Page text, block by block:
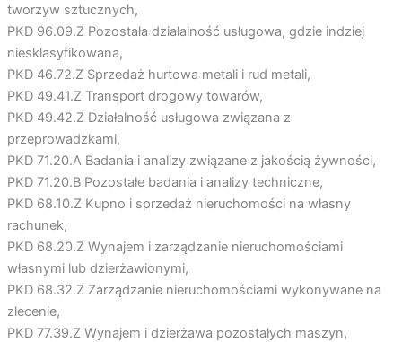
tworzyw sztucznych,
PKD 96.09.Z Pozostała działalność usługowa, gdzie indziej
niesklasyfikowana,
PKD 46.72.Z Sprzedaż hurtowa metali i rud metali,
PKD 49.41.Z Transport drogowy towarów,
PKD 49.42.Z Działalność usługowa związana z
przeprowadzkami,
PKD 71.20.A Badania i analizy związane z jakością żywności,
PKD 71.20.B Pozostałe badania i analizy techniczne,
PKD 68.10.Z Kupno i sprzedaż nieruchomości na własny
rachunek,
PKD 68.20.Z Wynajem i zarządzanie nieruchomościami
własnymi lub dzierżawionymi,
PKD 68.32.Z Zarządzanie nieruchomościami wykonywane na
zlecenie,
PKD 77.39.Z Wynajem i dzierżawa pozostałych maszyn,